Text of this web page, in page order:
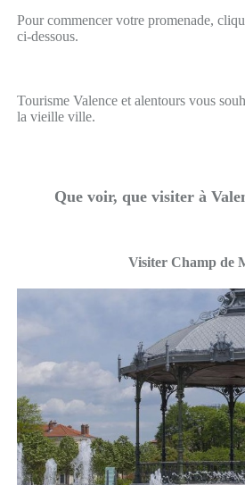
Pour commencer votre promenade,
ci-dessous.
Tourisme Valence et alentours vous
la vieille ville.
Que voir, que visiter à
Visiter Champ de